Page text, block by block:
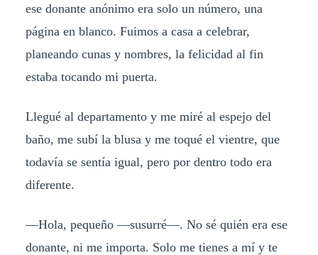
ese donante anónimo era solo un número, una
página en blanco. Fuimos a casa a celebrar,
planeando cunas y nombres, la felicidad al fin
estaba tocando mi puerta.
Llegué al departamento y me miré al espejo del
baño, me subí la blusa y me toqué el vientre, que
todavía se sentía igual, pero por dentro todo era
diferente.
—Hola, pequeño —susurré—. No sé quién era ese
donante, ni me importa. Solo me tienes a mí y te